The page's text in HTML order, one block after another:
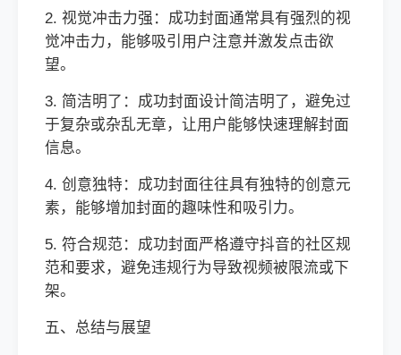
2. 视觉冲击力强：成功封面通常具有强烈的视
觉冲击力，能够吸引用户注意并激发点击欲
望。
3. 简洁明了：成功封面设计简洁明了，避免过
于复杂或杂乱无章，让用户能够快速理解封面
信息。
4. 创意独特：成功封面往往具有独特的创意元
素，能够增加封面的趣味性和吸引力。
5. 符合规范：成功封面严格遵守抖音的社区规
范和要求，避免违规行为导致视频被限流或下
架。
五、总结与展望